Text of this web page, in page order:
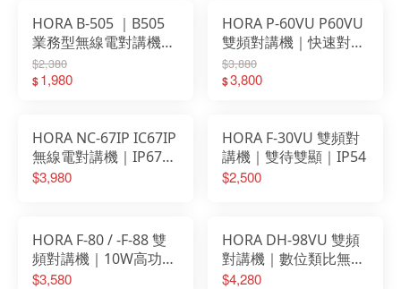
HORA B-505 ｜B505
業務型無線電對講機｜
5W｜Type-C充電｜餐
廳首選
$2,380
$1,980
HORA P-60VU P60VU
雙頻對講機｜快速對頻
｜10W高功率｜彩色繁
體中文
$3,880
$3,800
HORA NC-67IP IC67IP
無線電對講機｜IP67防
水｜10W大功率｜支援
$3,980
HORA F-30VU 雙頻對
講機｜雙待雙顯｜IP54
$2,500
HORA F-80 / -F-88 雙
頻對講機｜10W高功率
｜彩色中文
$3,580
HORA DH-98VU 雙頻
對講機｜數位類比無線
電對講機｜10W高功率
$4,280